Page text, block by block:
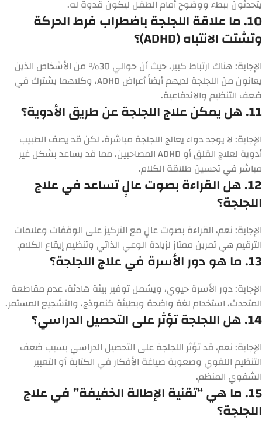
يتحدثون ببطء ووضوح أمام الطفل ليكون قدوة له.
10. ما علاقة اللجلجة باضطراب فرط الحركة
وتشتت الانتباه (ADHD)؟
الإجابة:
هناك ارتباط كبير، حيث أن حوالي 30% من الأشخاص الذين
يعانون من اللجلجة لديهم أيضاً أعراض ADHD، وكلاهما يشترك في
ضعف التنظيم والاندفاعية.
11. هل يمكن علاج اللجلجة عن طريق الأدوية؟
الإجابة: لا يوجد دواء يعالج اللجلجة مباشرة، لكن قد يصف الطبيب
أدوية لعلاج القلق أو ADHD المصاحبين، مما قد يساعد بشكل غير
مباشر في تحسين طلاقة الكلام.
12. هل القراءة بصوت عالٍ تساعد في علاج
اللجلجة؟
الإجابة: نعم، القراءة بصوت عالٍ مع التركيز على الوقفات وعلامات
الترقيم هي تمرين ممتاز لزيادة الوعي الذاتي وتنظيم إيقاع الكلام.
13. ما هو دور الأسرة في علاج اللجلجة؟
الإجابة:دور الأسرة حيوي، ويشمل توفير بيئة هادئة، عدم مقاطعة
المتحدث، استخدام لغة واضحة وبطيئة كنموذج، والتشجيع المستمر.
14. هل اللجلجة تؤثر على التحصيل الدراسي؟
الإجابة: نعم، قد تؤثر اللجلجة على التحصيل الدراسي بسبب ضعف
التنظيم اللغوي وصعوبة صياغة الأفكار في الكتابة أو التعبير
الشفوي المنظم.
15. ما هي “تقنية الإطالة الخفيفة” في علاج
اللجلجة؟